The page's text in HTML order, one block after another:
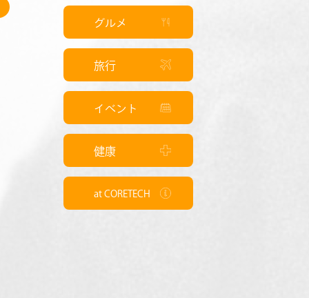
グルメ
旅行
イベント
健康
at CORETECH